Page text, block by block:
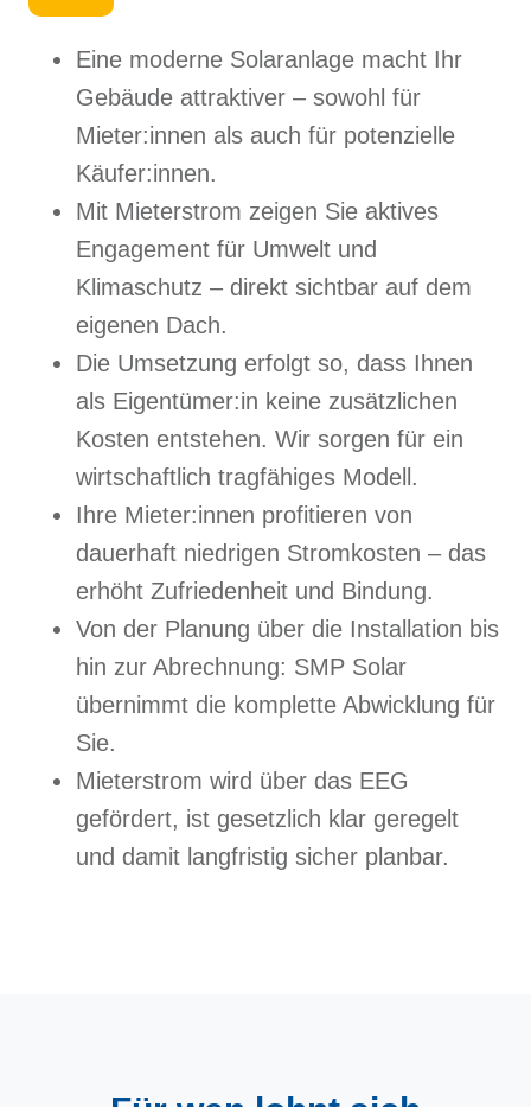
Eine moderne Solaranlage macht Ihr
Gebäude attraktiver – sowohl für
Mieter:innen als auch für potenzielle
Käufer:innen.
Mit Mieterstrom zeigen Sie aktives
Engagement für Umwelt und
Klimaschutz – direkt sichtbar auf dem
eigenen Dach.
Die Umsetzung erfolgt so, dass Ihnen
als Eigentümer:in keine zusätzlichen
Kosten entstehen. Wir sorgen für ein
wirtschaftlich tragfähiges Modell.
Ihre Mieter:innen profitieren von
dauerhaft niedrigen Stromkosten – das
erhöht Zufriedenheit und Bindung.
Von der Planung über die Installation bis
hin zur Abrechnung: SMP Solar
übernimmt die komplette Abwicklung für
Sie.
Mieterstrom wird über das EEG
gefördert, ist gesetzlich klar geregelt
und damit langfristig sicher planbar.